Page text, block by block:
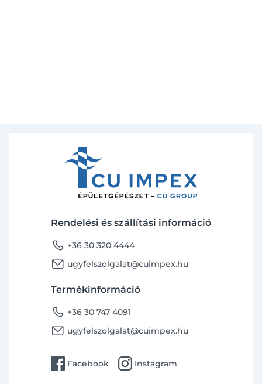
Rendelési és szállítási információ
phone +36 30 320 4444
email ugyfelszolgalat@cuimpex.hu
Termékinformáció
phone +36 30 747 4091
email ugyfelszolgalat@cuimpex.hu
facebook Facebook instagram Instagram